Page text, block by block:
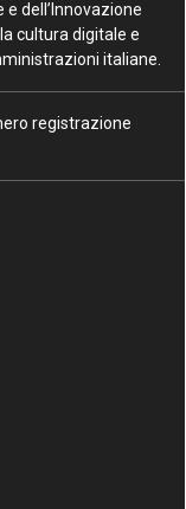
dell’Innovazione
cultura digitale e
italiane.
registrazione